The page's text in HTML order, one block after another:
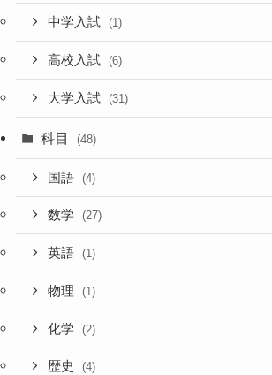
中学入試 (1)
高校入試 (6)
大学入試 (31)
科目 (48)
国語 (4)
数学 (27)
英語 (1)
物理 (1)
化学 (2)
歴史 (4)